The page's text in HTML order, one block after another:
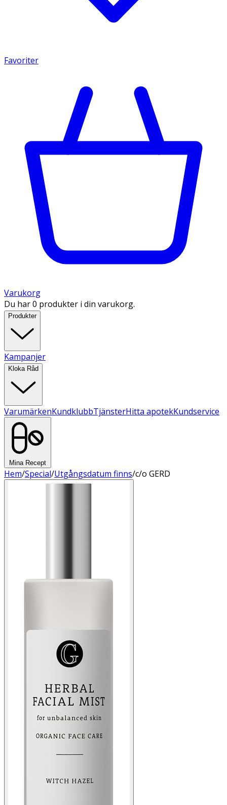
Favoriter
Varukorg
Du har 0 produkter i din varukorg.
Produkter
Kampanjer
Kloka Råd
VarumärkenKundklubbTjänsterHitta apotekKundservice
Mina Recept
Hem/Special/Utgångsdatum finns/c/o GERD